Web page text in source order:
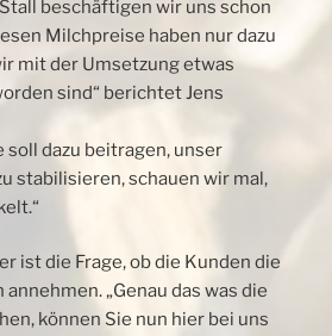
beschäftigen wir uns schon
Milchpreise haben nur dazu
mit der Umsetzung etwas
sind“ berichtet Jens
dazu beitragen, unser
stabilisieren, schauen wir mal,
ist die Frage, ob die Kunden die
„Genau das was die
können Sie nun hier bei uns